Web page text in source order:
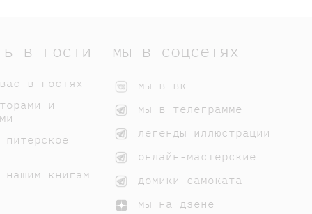
в гости
в гостях
и
книгам
мы в соцсетях
мы в вк
мы в телеграмме
легенды иллюстрации
онлайн-мастерские
домики самоката
мы на дзене